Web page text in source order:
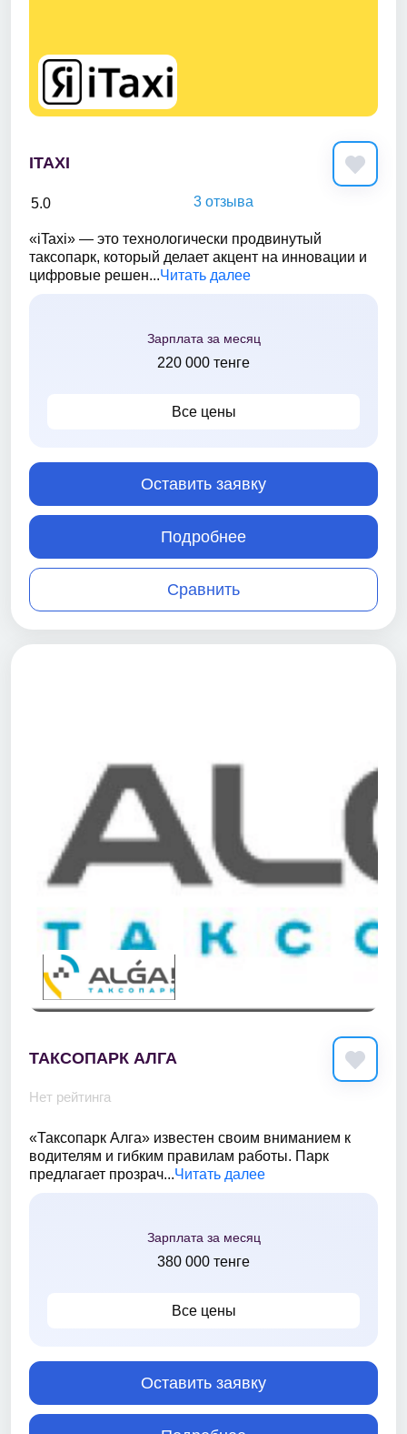
ITAXI
5.0 3 отзыва
«iTaxi» — это технологически продвинутый
таксопарк, который делает акцент на инновации и
цифровые решен...Читать далее
Зарплата за месяц
220 000 тенге
Все цены
Сравнить
Оставить заявку
Подробнее
ТАКСОПАРК АЛГА
Нет рейтинга
«Таксопарк Алга» известен своим вниманием к
водителям и гибким правилам работы. Парк
предлагает прозрач...Читать далее
Зарплата за месяц
380 000 тенге
Все цены
Оставить заявку